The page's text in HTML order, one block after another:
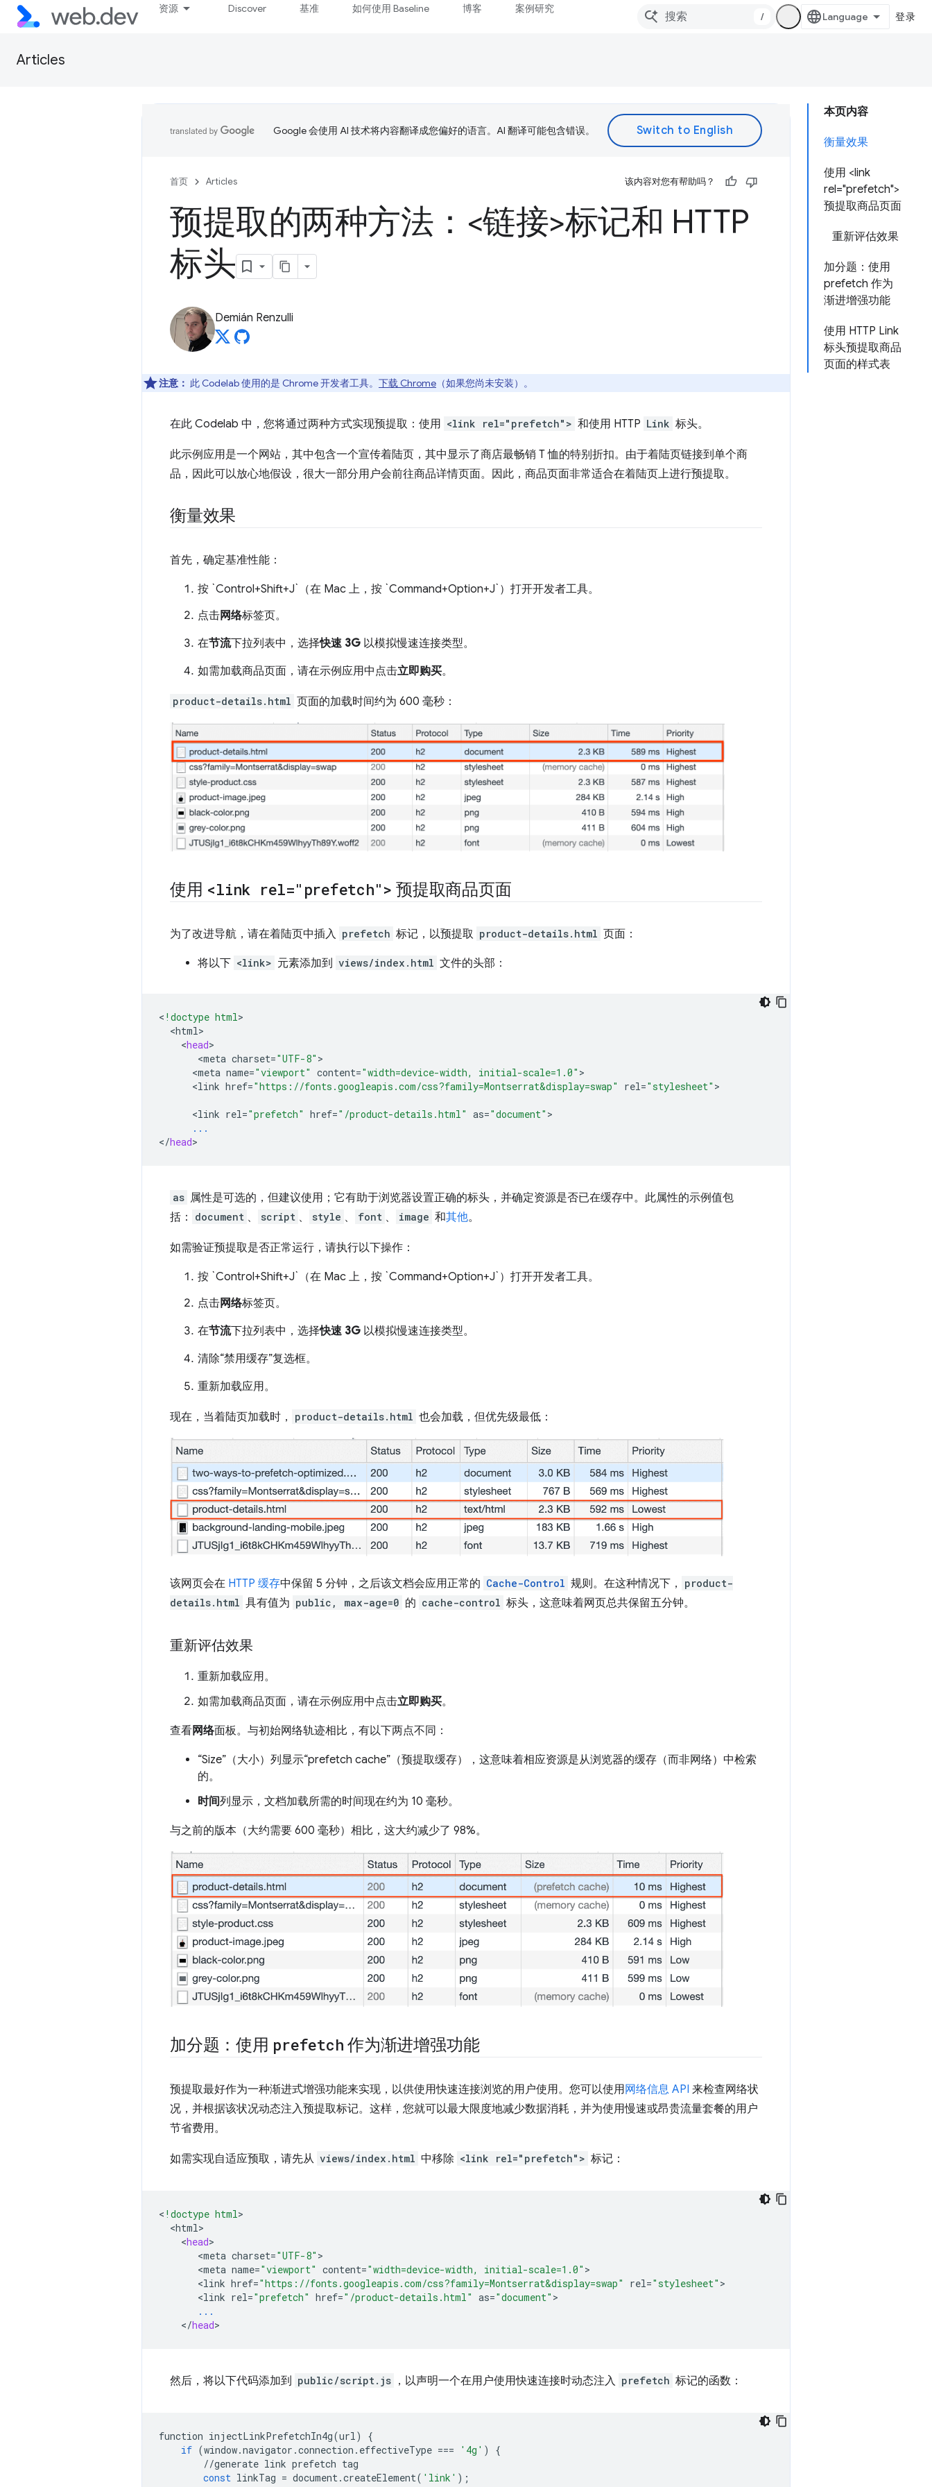
资源 Discover 基准 如何使用 Baseline 博客 案例研究
/ 登录
Articles
本页内容
衡量效果
使用 <link
rel="prefetch">
预提取商品页面
重新评估效果
加分题：使用
prefetch 作为
渐进增强功能
使用 HTTP Link
标头预提取商品
页面的样式表
Google 会使用 AI 技术将内容翻译成您偏好的语言。AI 翻译可能包含错误。
首页 Articles 该内容对您有帮助吗？
预提取的两种方法：<链接>标记和 HTTP
标头
Demián Renzulli
注意： 此 Codelab 使用的是 Chrome 开发者工具。 下载 Chrome （如果您尚未安装）。
在此 Codelab 中，您将通过两种方式实现预提取：使用 <link rel="prefetch"> 和使用 HTTP Link 标头。
此示例应用是一个网站，其中包含一个宣传着陆页，其中显示了商店最畅销 T 恤的特别折扣。由于着陆页链接到单个商
品，因此可以放心地假设，很大一部分用户会前往商品详情页面。因此，商品页面非常适合在着陆页上进行预提取。
衡量效果
首先，确定基准性能：
按 `Control+Shift+J`（在 Mac 上，按 `Command+Option+J`）打开开发者工具。
点击网络标签页。
在节流下拉列表中，选择快速 3G 以模拟慢速连接类型。
如需加载商品页面，请在示例应用中点击立即购买。
product-details.html 页面的加载时间约为 600 毫秒：
使用 <link rel="prefetch"> 预提取商品页面
为了改进导航，请在着陆页中插入 prefetch 标记，以预提取 product-details.html 页面：
将以下 <link> 元素添加到 views/index.html 文件的头部：
< !doctype html
<html
<head
<meta charset="UTF-8"
<meta name="viewport" content="width=device-width, initial-scale=1.0"
<link href="https://fonts.googleapis.com/css?family=Montserrat&display=swap" rel="stylesheet" >
<link rel="prefetch" href="/product-details.html" as="document"
...
</head
as 属性是可选的，但建议使用；它有助于浏览器设置正确的标头，并确定资源是否已在缓存中。此属性的示例值包
括：
document 、 script 、 style 、 font 、 image 和其他。
如需验证预提取是否正常运行，请执行以下操作：
按 `Control+Shift+J`（在 Mac 上，按 `Command+Option+J`）打开开发者工具。
点击网络标签页。
在节流下拉列表中，选择快速 3G 以模拟慢速连接类型。
清除“禁用缓存”复选框。
重新加载应用。
现在，当着陆页加载时， product-details.html 也会加载，但优先级最低：
该网页会在 HTTP 缓存中保留 5 分钟，之后该文档会应用正常的 Cache-Control 规则。在这种情况下，
product-
details.html 具有值为 public, max-age=0 的 cache-control 标头，这意味着网页总共保留五分钟。
重新评估效果
重新加载应用。
如需加载商品页面，请在示例应用中点击立即购买。
查看网络面板。与初始网络轨迹相比，有以下两点不同：
“Size”（大小）列显示“prefetch cache”（预提取缓存），这意味着相应资源是从浏览器的缓存（而非网络）中检索
的。
时间列显示，文档加载所需的时间现在约为 10 毫秒。
与之前的版本（大约需要 600 毫秒）相比，这大约减少了 98%。
加分题：使用 prefetch 作为渐进增强功能
预提取最好作为一种渐进式增强功能来实现，以供使用快速连接浏览的用户使用。您可以使用网络信息 API 来检查网络状
况，并根据该状况动态注入预提取标记。这样，您就可以最大限度地减少数据消耗，并为使用慢速或昂贵流量套餐的用户
节省费用。
如需实现自适应预取，请先从 views/index.html 中移除 <link rel="prefetch"> 标记：
< !doctype html
<html
<head
<meta charset="UTF-8"
<meta name="viewport" content="width=device-width, initial-scale=1.0"
<link href="https://fonts.googleapis.com/css?family=Montserrat&display=swap" rel="stylesheet"
<link rel="prefetch" href="/product-details.html" as="document"
...
</head
然后，将以下代码添加到 public/script.js ，以声明一个在用户使用快速连接时动态注入 prefetch 标记的函数：
function injectLinkPrefetchIn4g(url )
{
if (window.navigator .connection . effectiveType === '4g' )
{
//generate link prefetch tag
const linkTag = document .createElement( 'link' );